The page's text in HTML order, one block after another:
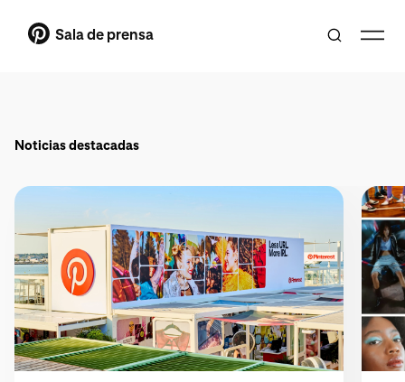
Sala de prensa
Noticias destacadas